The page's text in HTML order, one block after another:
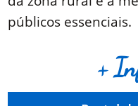
públicos essenciais.
+